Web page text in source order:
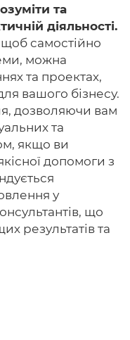
та
діяльності.
щоб самостійно
можна
та проектах,
вашого бізнесу.
дозволяючи вам
та
якщо ви
допомоги з
у
що
результатів та